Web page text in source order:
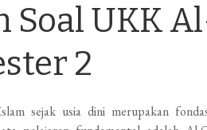
Soal UKK
2
sejak usia dini merupakan